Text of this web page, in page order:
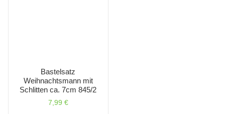
Bastelsatz
Weihnachtsmann mit
Schlitten ca. 7cm 845/2
7,99 €